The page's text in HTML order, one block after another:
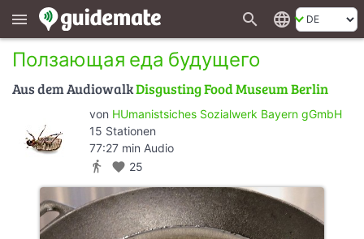
menu search language
Ползающая еда будущего
Aus dem AudiowalkDisgusting Food Museum Berlin
von HUmanistsiches Sozialwerk Bayern gGmbH
15 Stationen
77:27 min Audio
directions_walk favorite 25